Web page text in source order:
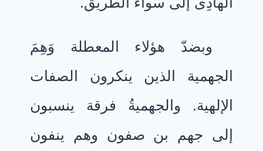
وبضدّ هؤلاء المعطلة وَهِمَ
الجهمية الذين ينكرون الصفات
الإلهية. والجهميةُ فرقة ينسبون
إلى جهم بن صفون وهم ينفون